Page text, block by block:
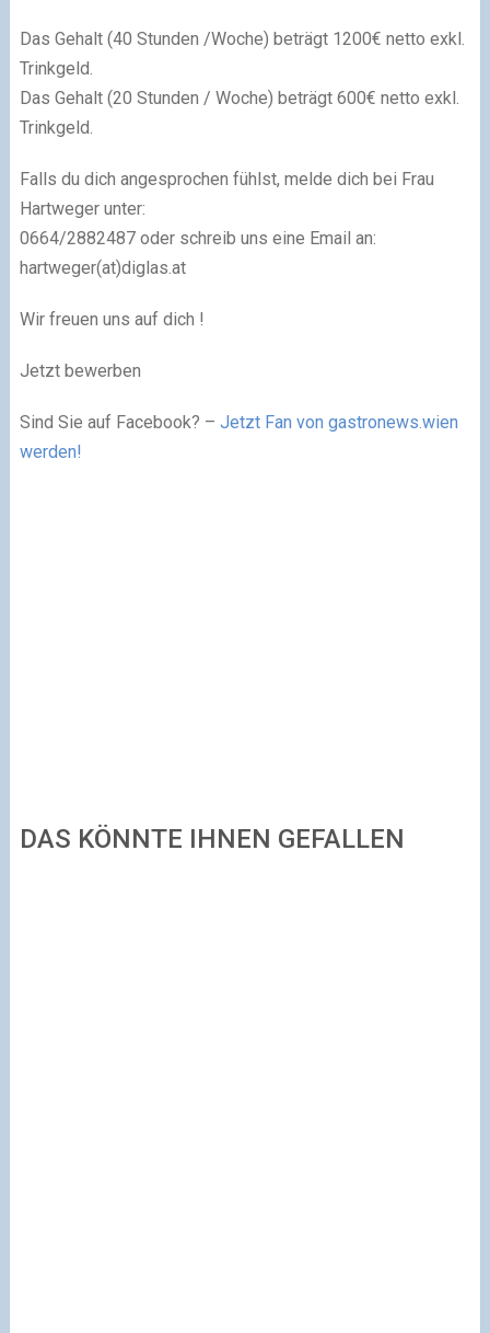
Das Gehalt (40 Stunden /Woche) beträgt 1200€ netto exkl.
Trinkgeld.
Das Gehalt (20 Stunden / Woche) beträgt 600€ netto exkl.
Trinkgeld.
Falls du dich angesprochen fühlst, melde dich bei Frau
Hartweger unter:
0664/2882487 oder schreib uns eine Email an:
hartweger(at)diglas.at
Wir freuen uns auf dich !
Jetzt bewerben
Sind Sie auf Facebook? – Jetzt Fan von gastronews.wien
werden!
DAS KÖNNTE IHNEN GEFALLEN